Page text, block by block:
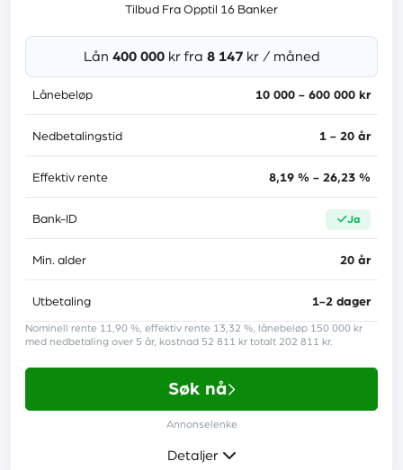
Rente 4,90 % - 24,90 %
Etableringsgebyr 0 kr
Medlåntaker
Tilknyttede banker 21
Lånebeskyttelse nei
Trustpilot-score 4.8
Minst 20 år
En fast inntekt fra arbeid eller pensjon
Tilbud Fra Opptil 16 Banker
Lån 400 000 kr fra 8 147 kr / måned
Lånebeløp 10 000 - 600 000 kr
Nedbetalingstid 1 - 20 år
Effektiv rente 8,19 % - 26,23 %
Bank-ID ja
Min. alder 20 år
Utbetaling 1-2 dager
Nominell rente 11,90 %, effektiv rente 13,32 %, lånebeløp 150 000 kr
med nedbetaling over 5 år, kostnad 52 811 kr totalt 202 811 kr.
Søk nå
Annonselenke
Detaljer